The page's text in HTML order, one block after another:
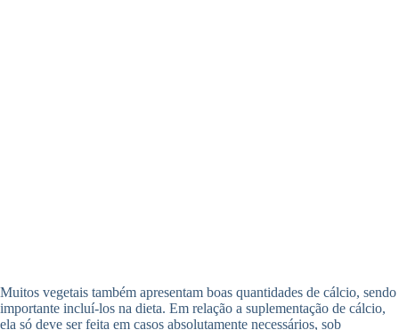
Muitos vegetais também apresentam boas quantidades de cálcio, sendo
importante incluí-los na dieta. Em relação a suplementação de cálcio,
ela só deve ser feita em casos absolutamente necessários, sob